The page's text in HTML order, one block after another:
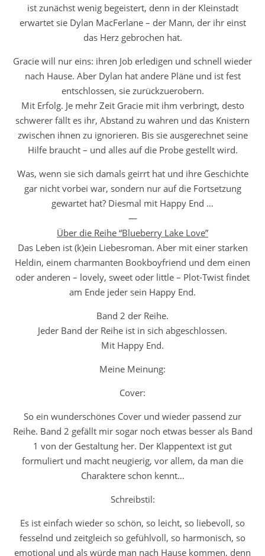
ist zunächst wenig begeistert, denn in der Kleinstadt
erwartet sie Dylan MacFerlane – der Mann, der ihr einst
das Herz gebrochen hat.
Gracie will nur eins: ihren Job erledigen und schnell wieder
nach Hause. Aber Dylan hat andere Pläne und ist fest
entschlossen, sie zurückzuerobern.
Mit Erfolg. Je mehr Zeit Gracie mit ihm verbringt, desto
schwerer fällt es ihr, Abstand zu wahren und das Knistern
zwischen ihnen zu ignorieren. Bis sie ausgerechnet seine
Hilfe braucht – und alles auf die Probe gestellt wird.
Was, wenn sie sich damals geirrt hat und ihre Geschichte
gar nicht vorbei war, sondern nur auf die Fortsetzung
gewartet hat? Diesmal mit Happy End …
—
Über die Reihe “Blueberry Lake Love”
Das Leben ist (k)ein Liebesroman. Aber mit einer starken
Heldin, einem charmanten Bookboyfriend und dem einen
oder anderen – lovely, sweet oder little – Plot-Twist findet
am Ende jeder sein Happy End.
Band 2 der Reihe.
Jeder Band der Reihe ist in sich abgeschlossen.
Mit Happy End.
Meine Meinung:
Cover:
So ein wunderschönes Cover und wieder passend zur
Reihe. Band 2 gefällt mir sogar noch etwas besser als Band
1 von der Gestaltung her. Der Klappentext ist gut
formuliert und macht neugierig, vor allem, da man die
Charaktere schon kennt…
Schreibstil:
Es ist einfach wieder so schön, so leicht, so liebevoll, so
fesselnd und zeitgleich so gefühlvoll, so harmonisch, so
emotional und als würde man nach Hause kommen, denn